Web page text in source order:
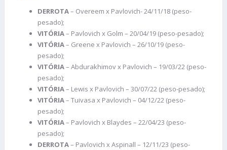
DERROTA– Overeem x Pavlovich- 24/11/18 (peso-
pesado);
VITÓRIA– Pavlovich x Golm – 20/04/19 (peso-pesado);
VITÓRIA– Greene x Pavlovich – 26/10/19 (peso-
pesado);
VITÓRIA– Abdurakhimov x Pavlovich – 19/03/22 (peso-
pesado);
VITÓRIA– Lewis x Pavlovich – 30/07/22 (peso-pesado);
VITÓRIA– Tuivasa x Pavlovich – 04/12/22 (peso-
pesado);
VITÓRIA– Pavlovich x Blaydes – 22/04/23 (peso-
pesado);
DERROTA– Pavlovich x Aspinall – 12/11/23 (peso-